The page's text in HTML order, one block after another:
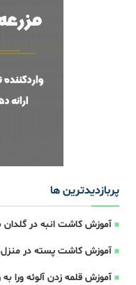
پربازدیدترین ها
آموزش کاشت انبه در
آموزش کاشت پسته در منزل
آموزش قلمه زدن آلوئه ورا